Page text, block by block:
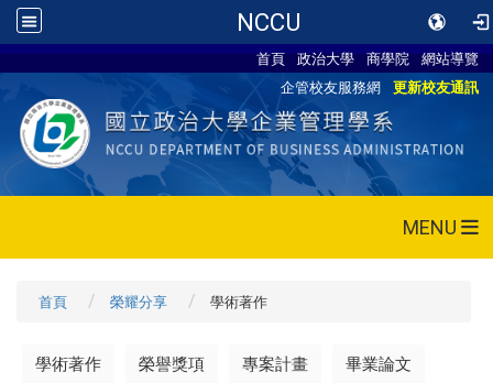
NCCU
首頁 政治大學 商學院
網站導覽
企管校友服務網
更新校友通訊
MENU
首頁 榮耀分享 學術著作
學術著作 榮譽獎項 專案計畫 畢業論文